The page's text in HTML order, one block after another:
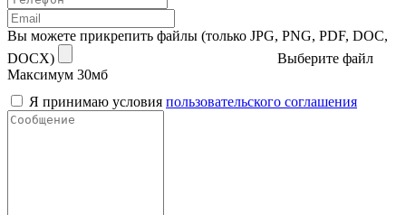
Вы можете прикрепить файлы (только JPG, PNG, PDF, DOC,
DOCX)
Выберите файл
Максимум 30мб
Я принимаю условия пользовательского соглашения